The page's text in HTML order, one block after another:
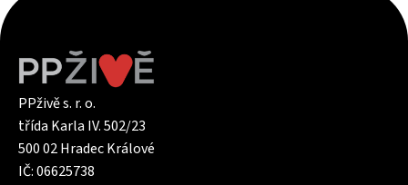
PPživě s. r. o.
třída Karla IV. 502/23
500 02 Hradec Králové
IČ: 06625738